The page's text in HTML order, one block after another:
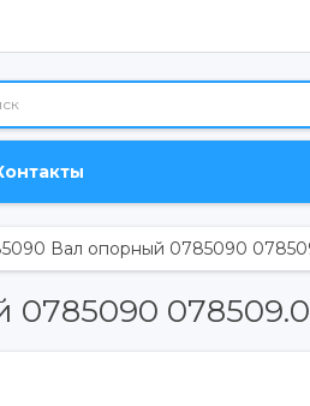
Вал опорный 0785090
078509.0